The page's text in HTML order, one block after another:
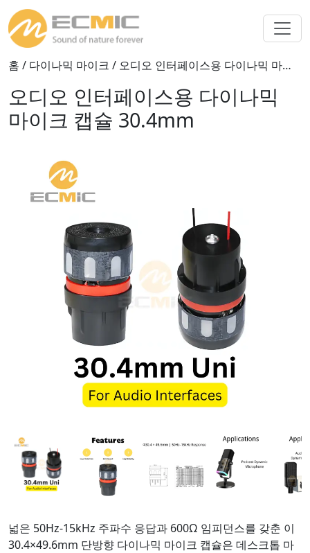
홈 / 다이나믹 마이크 / 오디오 인터페이스용 다이나믹 마이크 캡슐 30.4mm
오디오 인터페이스용 다이나믹
마이크 캡슐 30.4mm
넓은 50Hz-15kHz 주파수 응답과 600Ω 임피던스를 갖춘 이
30.4×49.6mm 단방향 다이나믹 마이크 캡슐은 데스크톱 마